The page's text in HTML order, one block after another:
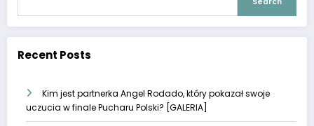
Recent Posts
Kim jest partnerka Angel Rodado, który pokazał swoje
uczucia w finale Pucharu Polski? [GALERIA]